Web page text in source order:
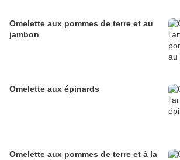
Omelette aux pommes de terre et au
jambon
Omelette aux épinards
Omelette aux pommes de terre et à la